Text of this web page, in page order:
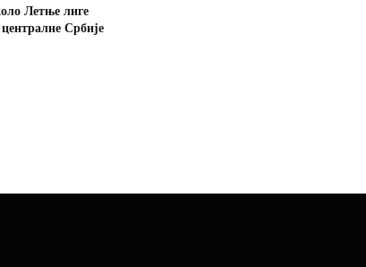
Летње лиге
Србије